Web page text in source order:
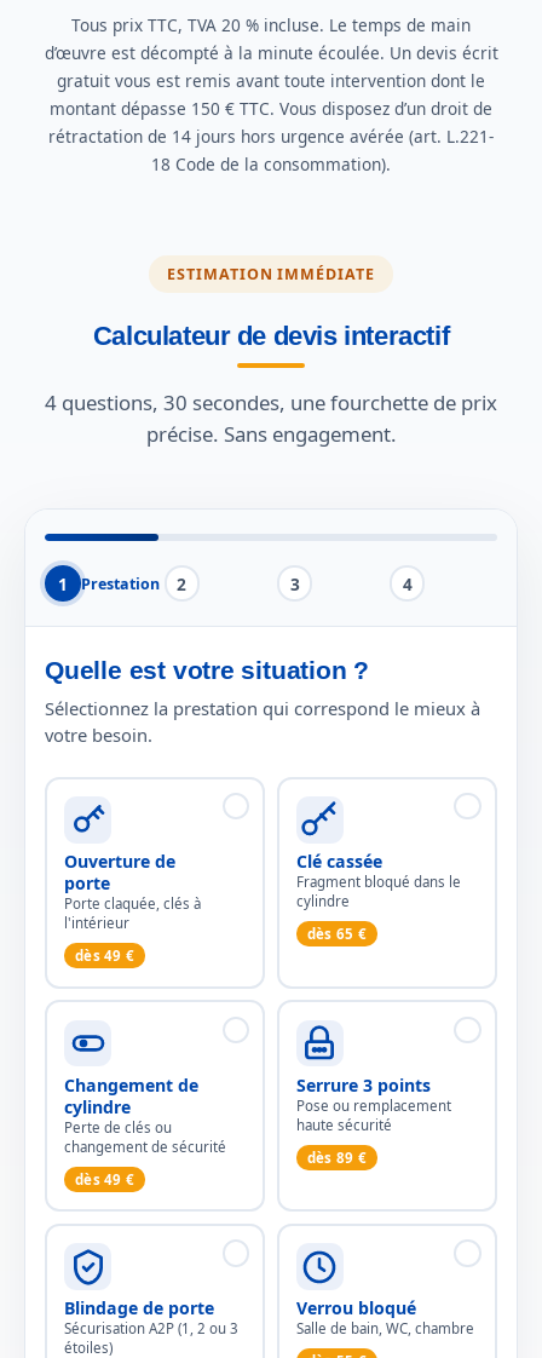
Tous prix TTC, TVA 20 % incluse. Le temps de main
d’œuvre est décompté à la minute écoulée. Un devis écrit
gratuit vous est remis avant toute intervention dont le
montant dépasse 150 € TTC. Vous disposez d’un droit de
rétractation de 14 jours hors urgence avérée (art. L.221-
18 Code de la consommation).
ESTIMATION IMMÉDIATE
Calculateur de devis interactif
4 questions, 30 secondes, une fourchette de prix
précise. Sans engagement.
1 Prestation 2 3 4
Quelle est votre situation ?
Sélectionnez la prestation qui correspond le mieux à
votre besoin.
Ouverture de
porte
Porte claquée, clés à
l'intérieur
dès 49 €
Clé cassée
Fragment bloqué dans le
cylindre
dès 65 €
Changement de
cylindre
Perte de clés ou
changement de sécurité
dès 49 €
Serrure 3 points
Pose ou remplacement
haute sécurité
dès 89 €
Blindage de porte
Sécurisation A2P (1, 2 ou 3
étoiles)
Verrou bloqué
Salle de bain, WC, chambre